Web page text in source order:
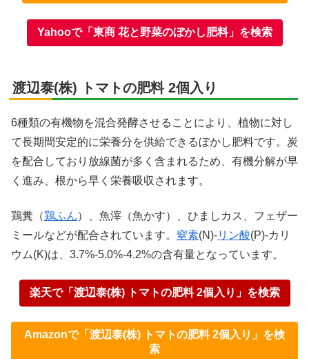
Yahooで「東商 花と野菜のぼかし肥料」を検索
渡辺泰(株) トマトの肥料 2個入り
6種類の有機物を混合発酵させることにより、植物に対し
て長期間安定的に栄養分を供給できるぼかし肥料です。炭
を配合しており放線菌が多く含まれるため、有機分解が早
く進み、根から早く栄養吸収されます。
鶏糞（鶏ふん）、魚滓（魚かす）、ひましカス、フェザー
ミールなどが配合されています。 窒素(N)-リン酸(P)-カリ
ウム(K)は、3.7%-5.0%-4.2%の含有量となっています。
楽天で「渡辺泰(株) トマトの肥料 2個入り」を検索
Amazonで「渡辺泰(株) トマトの肥料 2個入り」を検
索